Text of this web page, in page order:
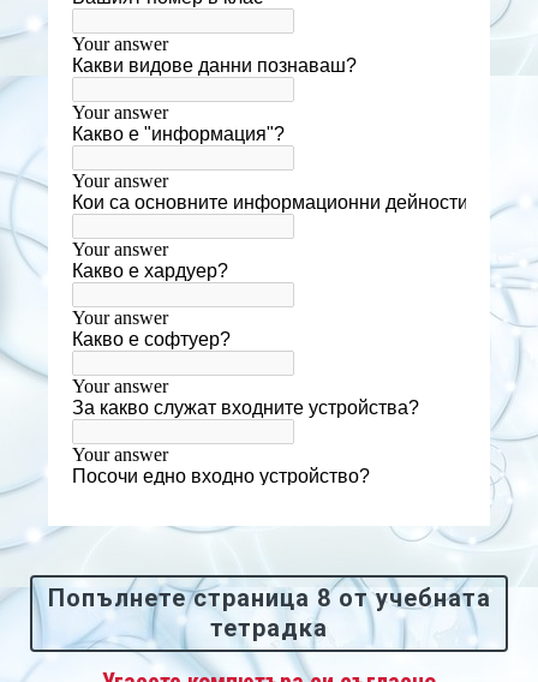
Попълнете страница 8 от учебната
тетрадка